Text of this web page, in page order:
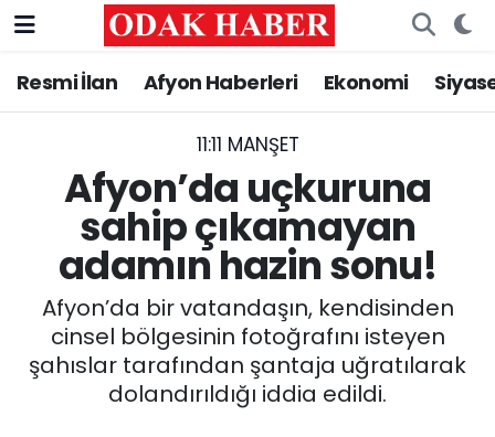
Resmi İlan Afyon Haberleri Ekonomi
11:11 MANŞET
Afyon’da uçkuruna
sahip çıkamayan
adamın hazin sonu!
Afyon’da bir vatandaşın, kendisinden
cinsel bölgesinin fotoğrafını isteyen
şahıslar tarafından şantaja uğratılarak
dolandırıldığı iddia edildi.
AFYONKARAHİSAR HABERLERİ
ASAYİŞ
GÜNCEL
SİYASET
EĞİTİM
Nöbetçi Eczaneler
Hava Durumu
Trafik Durumu
Süper Lig Puan Durumu ve Fikstür
Tüm Manşetler
Son Dakika Haberleri